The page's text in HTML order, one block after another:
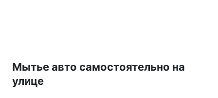
Мытье авто самостоятельно на
улице